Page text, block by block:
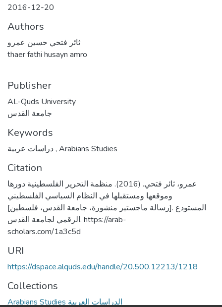
2016-12-20
Authors
ثائر فتحي حسين عمرو
thaer fathi husayn amro
Publisher
AL-Quds University
جامعة القدس
Keywords
, Arabians Studies
Citation
عمرو، ثائر فتحي. (2016). منظمة التحرير الفلسطينية دورها
وموقعها ومستقبلها في النظام السياسي الفلسطيني
[رسالة ماجستير منشورة، جامعة القدس، فلسطين]. المستودع
الرقمي لجامعة القدس. https://arab-
scholars.com/1a3c5d
URI
https://dspace.alquds.edu/handle/20.500.12213/1218
Collections
Arabians Studies الدراسات العربية